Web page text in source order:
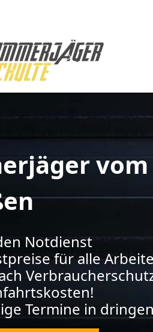
vom
Notdienst
für alle
Termine in